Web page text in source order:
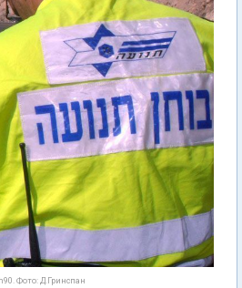
Фото: Д.Гринспан